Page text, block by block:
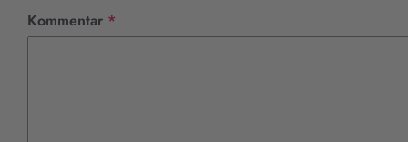
Kommentar *